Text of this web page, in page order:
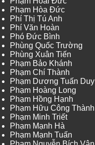
Phạm Hòa Đức
Phí Thị Tú Anh
Phí Văn Hoàn
Phó Đức Bình
Phùng Quốc Trường
Phùng Xuân Tiến
Phạm Bảo Khánh
Phạm Chí Thành
Phạm Dương Tuấn Duy
Phạm Hoàng Long
Phạm Hồng Hạnh
Phạm Hữu Công Thành
Phạm Minh Triết
Phạm Mạnh Hà
Phạm Mạnh Tuấn